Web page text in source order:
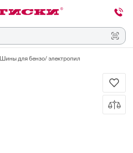
Шины для бензо/ электропил